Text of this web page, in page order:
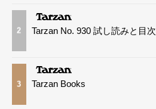
2 Tarzan No. 930 試し読みと目次
3 Tarzan Books